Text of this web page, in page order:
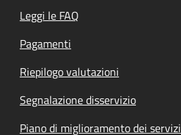
Leggi le FAQ
Pagamenti
Riepilogo valutazioni
Segnalazione disservizio
Piano di miglioramento dei servizi